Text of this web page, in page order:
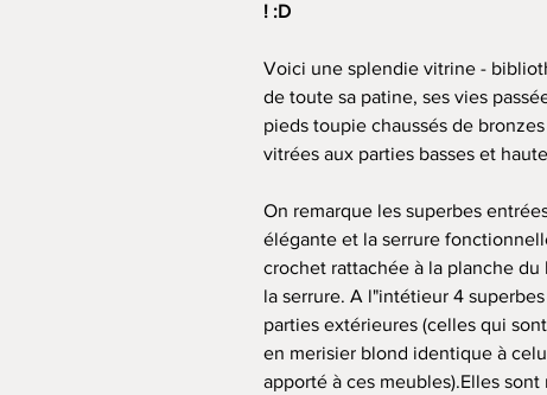
! :D
Voici une splendie vitrine -
de toute sa patine, ses vies
pieds toupie chaussés de
vitrées aux parties basses et
On remarque les superbes
élégante et la serrure
crochet rattachée à la planche
la serrure. A l"intétieur 4
parties extérieures (celles qui
en merisier blond identique à
apporté à ces meubles).Elles